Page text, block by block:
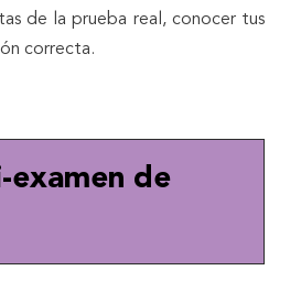
de la prueba real, conocer tus
correcta.
examen de